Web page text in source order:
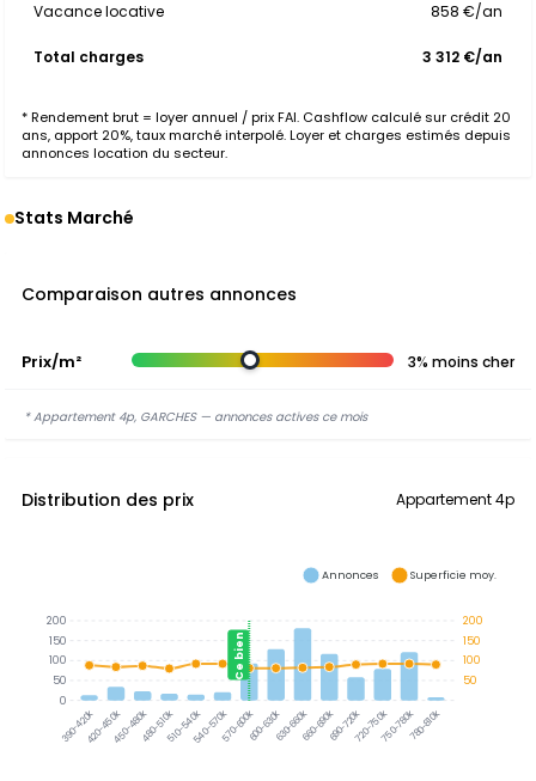
Vacance locative 858 €/an
Total charges 3 312 €/an
* Rendement brut = loyer annuel / prix FAI. Cashflow calculé sur crédit 20
ans, apport 20%, taux marché interpolé. Loyer et charges estimés depuis
annonces location du secteur.
Stats Marché
Comparaison autres annonces
Prix/m² 3% moins cher
* Appartement 4p, GARCHES — annonces actives ce mois
Distribution des prix Appartement 4p
390-420k420-450k450-480k480-510k510-540k540-570k570-600k600-630k630-660k660-690k690-720k720-750k750-780k780-810k
Ce bien
200
150
100
50
200
150
100
50
0
Annonces Superficie moy.